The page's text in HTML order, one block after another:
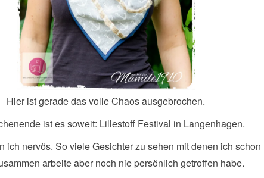
Hier ist gerade das volle Chaos ausgebrochen.
ist es soweit: Lillestoff Festival in Langenhagen.
ich nervös. So viele Gesichter zu sehen mit denen ich schon
arbeite aber noch nie persönlich getroffen habe.